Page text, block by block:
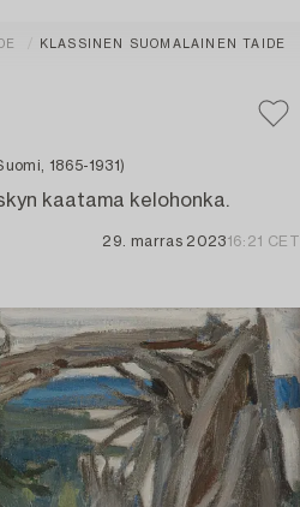
KLASSINEN SUOMALAINEN TAIDE
1865-1931)
kaatama kelohonka.
29. marras 202316:21 CET